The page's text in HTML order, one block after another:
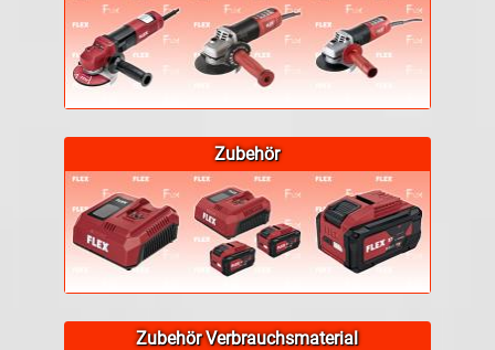
Zubehör
Zubehör Verbrauchsmaterial